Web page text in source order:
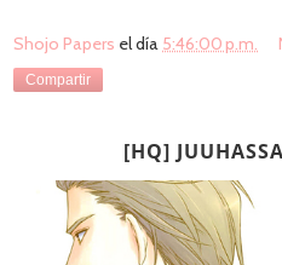
Shojo Papers el día 5:46:00 p.m.
Compartir
[HQ]